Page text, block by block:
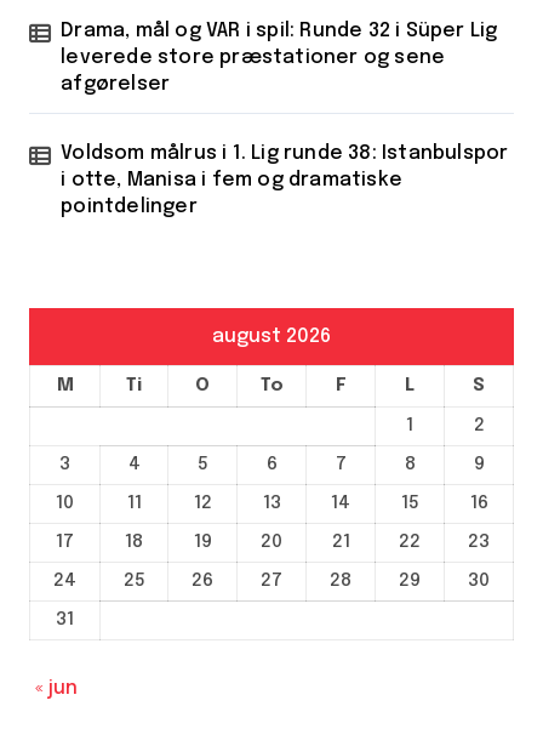
Drama, mål og VAR i spil: Runde 32 i Süper Lig
leverede store præstationer og sene
afgørelser
Voldsom målrus i 1. Lig runde 38: Istanbulspor
i otte, Manisa i fem og dramatiske
pointdelinger
august 2026
M Ti O To F L S
1
2
3
4 5 6 7 8
9
10
11 12 13 14 15
16
17
18 19 20 21 22
23
24
25 26 27 28 29
30
31
« jun